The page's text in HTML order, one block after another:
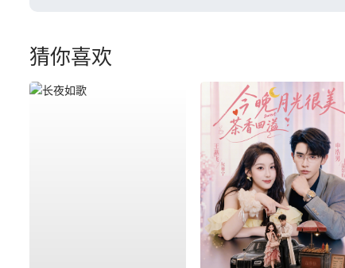
猜你喜欢